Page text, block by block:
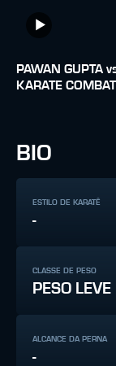
PAWAN GUPTA
KARATE COMBAT
BIO
ESTILO DE KARATÊ
-
CLASSE DE PESO
PESO LEVE
ALCANCE DA PERNA
-